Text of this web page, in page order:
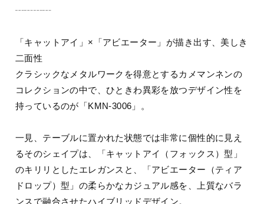
┄┄┄┄
「キャットアイ」×「アビエーター」が描き出す、美しき
二面性
クラシックなメタルワークを得意とするカメマンネンの
コレクションの中で、ひときわ異彩を放つデザイン性を
持っているのが「KMN-3006」。
一見、テーブルに置かれた状態では非常に個性的に見え
るそのシェイプは、「キャットアイ（フォックス）型」
のキリリとしたエレガンスと、「アビエーター（ティア
ドロップ）型」の柔らかなカジュアル感を、上質なバラ
ンスで融合させたハイブリッドデザイン。